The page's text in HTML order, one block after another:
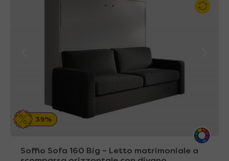
39%
Soffio Sofa 160 Big – Letto matrimoniale a